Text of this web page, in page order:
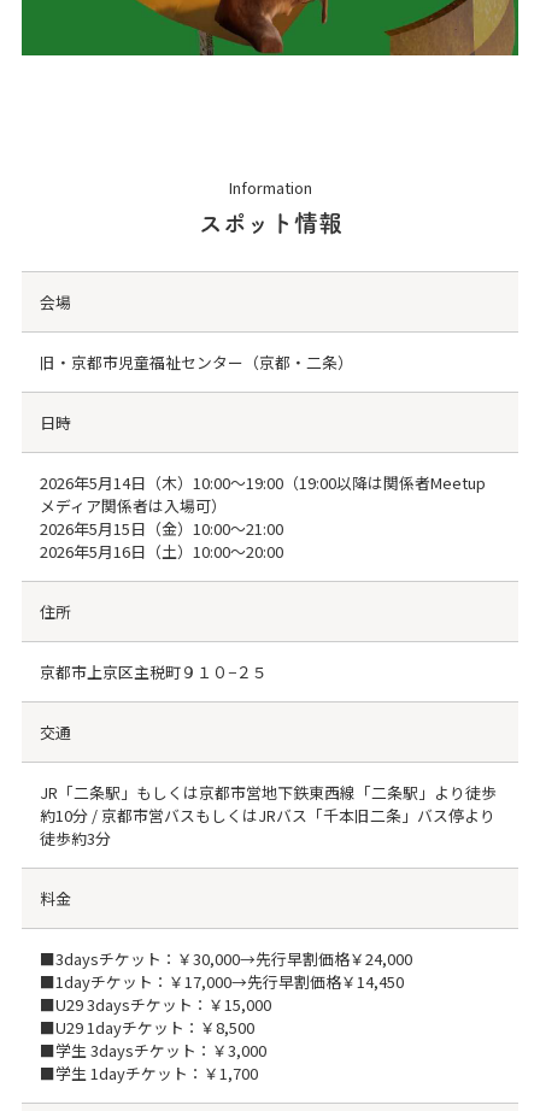
Information
スポット情報
会場
旧・京都市児童福祉センター（京都・二条）
日時
2026年5月14日（木）10:00〜19:00（19:00以降は関係者Meetup
メディア関係者は入場可）
2026年5月15日（金）10:00〜21:00
2026年5月16日（土）10:00〜20:00
住所
京都市上京区主税町９１０−２５
交通
JR「二条駅」もしくは京都市営地下鉄東西線「二条駅」より徒歩
約10分 / 京都市営バスもしくはJRバス「千本旧二条」バス停より
徒歩約3分
料金
■3daysチケット：￥30,000→先行早割価格￥24,000
■1dayチケット：￥17,000→先行早割価格￥14,450
■U29 3daysチケット：￥15,000
■U29 1dayチケット：￥8,500
■学生 3daysチケット：￥3,000
■学生 1dayチケット：￥1,700